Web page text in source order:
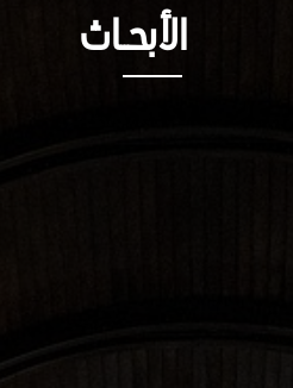
الأبحــاث